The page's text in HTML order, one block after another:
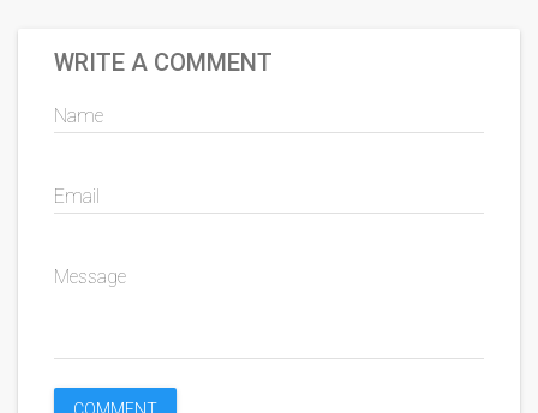
WRITE A COMMENT
Name
Email
Message